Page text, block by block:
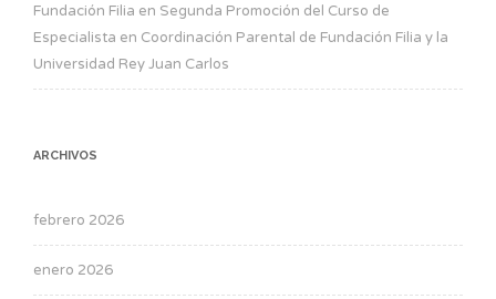
Fundación Filia en Segunda Promoción del Curso de
Especialista en Coordinación Parental de Fundación Filia y la
Universidad Rey Juan Carlos
ARCHIVOS
febrero 2026
enero 2026